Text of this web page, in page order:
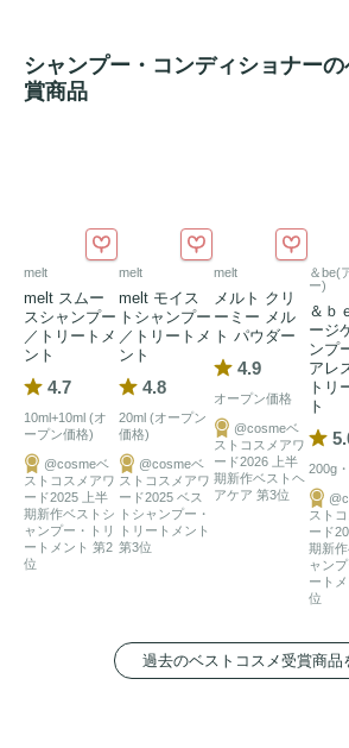
KERAT:IN2シリーズのシャンプーは、ケ
剤化し、全成分の2番目に表示されるほ
生】美容室とEC専売品。
ハイダメージをあきらめない。どんな
どんなに傷んでしまった髪でも、隠し
い。明るい色も、自分らしさも、思い
KERAT:IN2は、髪の80％以上を占めるケ
こだわり抜いたダメージケア処方に挑
プロが愛する補修成分、ヘマチン*4の
ベストな処方で配合。傷んだ髪をダイ
で、洗うたび、乾かすたびに、ツヤとま
る。髪に本来の美しさが宿ると、喜び
触れたくなる。KERAT:IN2は、ハイダ
い、「また撫でたくなる髪」を叶えます
は、ヘマチン*4の証。濃密PPT*2泡で洗
シャンプー・コンディショナー
賞商品
melt
melt スムー
スシャンプー
／トリートメ
ント
4.7
10ml+10ml (オ
ープン価格)
@cosmeベ
ストコスメアワ
ード2025 上半
期新作ベストシ
ャンプー・トリ
ートメント 第2
位
melt
melt モイス
トシャンプー
／トリートメ
ント
4.8
20ml (オープン
価格)
@cosmeベ
ストコスメアワ
ード2025 ベス
トシャンプー・
トリートメント
第3位
melt
メルト クリ
ーミー メル
ト パウダー
4.9
オープン価格
@cosmeベ
ストコスメアワ
ード2026 上半
期新作ベストヘ
アケア 第3位
＆be(
ー)
＆ｂ
ージ
ンプ
アレ
トリ
ト
200g
スト
ード
期新
ャン
ート
位
過去のベストコスメ受賞商品